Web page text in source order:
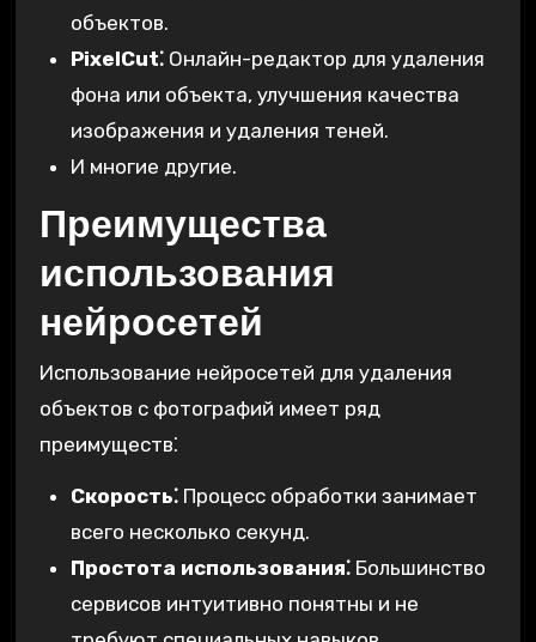
объектов.
PixelCut⁚Онлайн-редактор для удаления
фона или объекта, улучшения качества
изображения и удаления теней.
И многие другие.
Преимущества
использования
нейросетей
Использование нейросетей для удаления
объектов с фотографий имеет ряд
преимуществ⁚
Скорость⁚Процесс обработки занимает
всего несколько секунд.
Простота использования⁚Большинство
сервисов интуитивно понятны и не